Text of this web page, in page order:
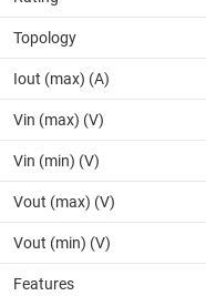
Topology
Iout (max) (A)
Vin (max) (V)
Vin (min) (V)
Vout (max) (V)
Vout (min) (V)
Features